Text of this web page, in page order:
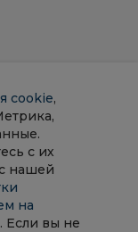
cookie,
с их
нашей
на
. Если вы не